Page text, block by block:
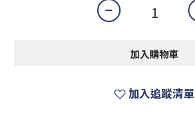
加入購物車
加入追蹤清單